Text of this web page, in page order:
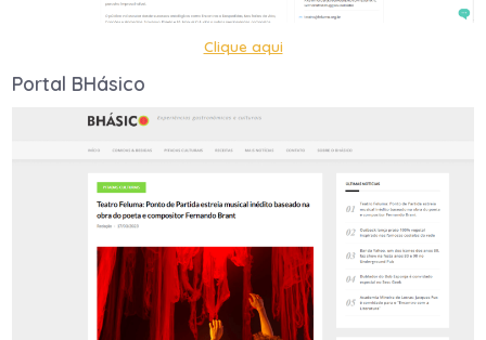
Clique aqui
Portal BHásico